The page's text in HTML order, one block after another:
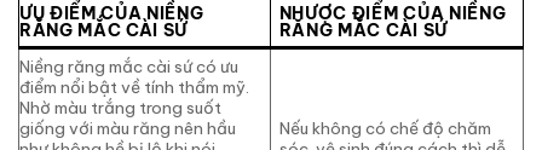
ƯU ĐIỂM CỦA NIỀNG
RĂNG MẮC CÀI SỨ
NHƯỢC ĐIỂM CỦA NIỀNG
RĂNG MẮC CÀI SỨ
Niềng răng mắc cài sứ có ưu
điểm nổi bật về tính thẩm mỹ.
Nhờ màu trắng trong suốt
giống với màu răng nên hầu
Nếu không có chế độ chăm